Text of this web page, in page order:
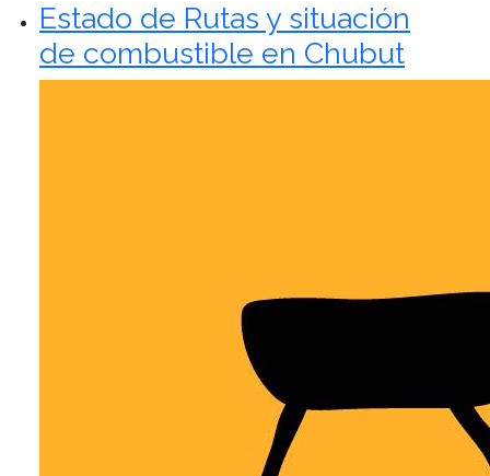
Estado de Rutas y situación
de combustible en Chubut